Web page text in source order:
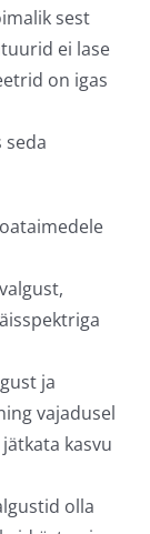
sest
ei lase
on igas
seda
ja
vajadusel
kasvu
olla